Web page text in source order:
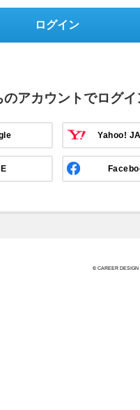
ログイン
のアカウントでログイ
Yahoo!
© CAREER DESIGN